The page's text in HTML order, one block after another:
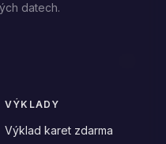
datech.
VÝKLADY
Výklad karet zdarma